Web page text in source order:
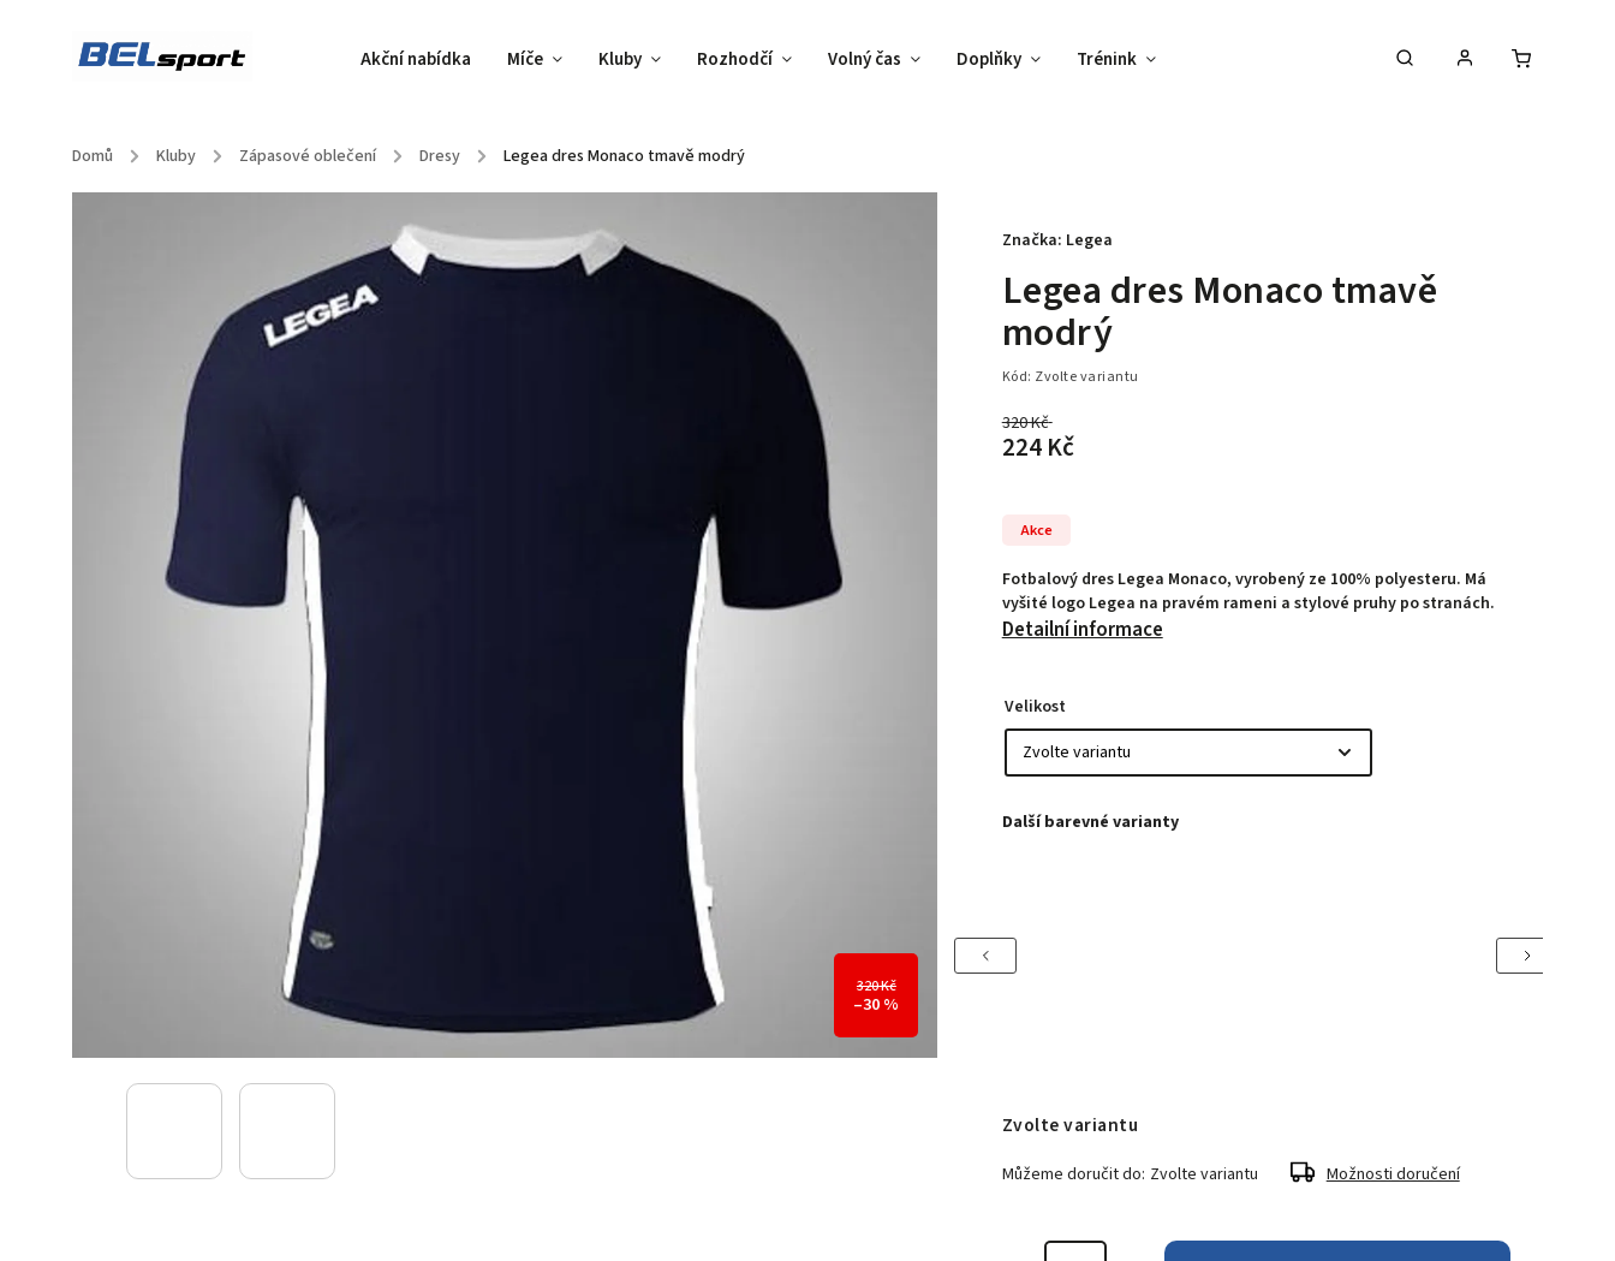
Akční nabídka Míče Kluby Rozhodčí Volný čas Doplňky Trénink Vybav svůj tým !
Domů / Kluby / Zápasové oblečení / Dresy / Legea dres Monaco tmavě modrý
320 Kč
–30 %
Legea dres Monaco tmavě
modrý
Kód: Zvolte variantu
320 Kč
224 Kč
Akce
Fotbalový dres Legea Monaco, vyrobený ze 100% polyesteru. Má
vyšité logo Legea na pravém rameni a stylové pruhy po stranách.
Detailní informace
Značka: Legea
Velikost
Previous Next
Zvolte variantu
Můžeme doručit do: Zvolte variantu Možnosti doručení